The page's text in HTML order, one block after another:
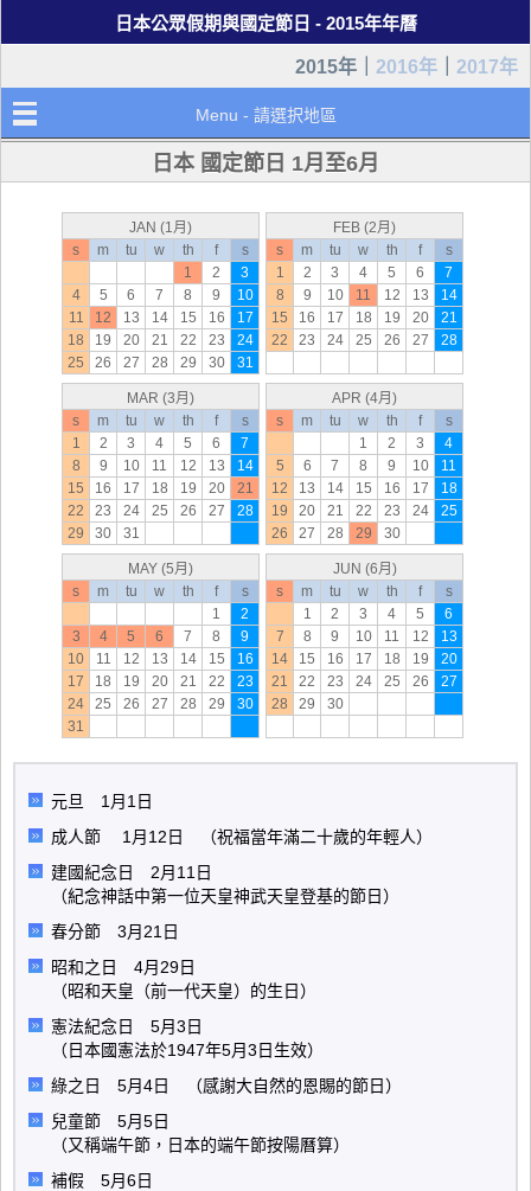
日本公眾假期與國定節日 - 2015年年曆
2015年｜ 2016年 2017年
Menu - 請選択地區
日本 國定節日 1月至6月
JAN (1月)
s
m tu w th f
s
1
2
3
4
5 6 7 8 9
10
11
12 13 14 15 16
17
18
19 20 21 22 23
24
25
26 27 28 29 30 31
FEB (2月)
s
m tu w th f
s
1
2 3 4 5 6
7
8
9 10 11 12 13
14
15
16 17 18 19 20
21
22
23 24 25 26 27 28
MAR (3月)
s
m tu w th f
s
1
2 3 4 5 6
7
8
9 10 11 12 13
14
15
16 17 18 19 20
21
22
23 24 25 26 27
28
29
30 31
APR (4月)
s
m tu w th f
s
1
2 3
4
5
6 7 8 9 10
11
12
13 14 15 16 17
18
19
20 21 22 23 24
25
26
27 28 29 30
MAY (5月)
s
m tu w th f
s
1
2
3
4 5 6 7 8
9
10
11 12 13 14 15
16
17
18 19 20 21 22
23
24
25 26 27 28 29
30
31
JUN (6月)
s
m tu w th f
s
1
2 3 4 5
6
7
8 9 10 11 12
13
14
15 16 17 18 19
20
21
22 23 24 25 26
27
28
29 30
元旦 1月1日
成人節 1月12日 （祝福當年滿二十歲的年輕人）
建國紀念日 2月11日
（紀念神話中第一位天皇神武天皇登基的節日）
春分節 3月21日
昭和之日 4月29日
（昭和天皇（前一代天皇）的生日）
憲法紀念日 5月3日
（日本國憲法於1947年5月3日生效）
綠之日 5月4日 （感謝大自然的恩賜的節日）
兒童節 5月5日
（又稱端午節，日本的端午節按陽曆算）
補假 5月6日